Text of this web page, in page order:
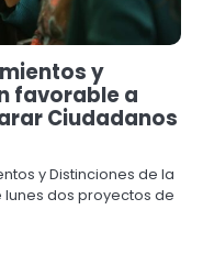
y
favorable a
Ciudadanos
y Distinciones de la
dos proyectos de